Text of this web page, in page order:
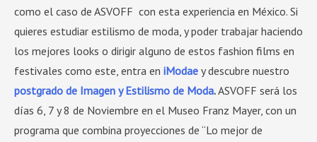
como el caso de ASVOFF con esta experiencia en México. Si
quieres estudiar estilismo de moda, y poder trabajar haciendo
los mejores looks o dirigir alguno de estos fashion films en
festivales como este, entra en iModae y descubre nuestro
postgrado de Imagen y Estilismo de Moda.ASVOFF será los
días 6, 7 y 8 de Noviembre en el Museo Franz Mayer, con un
programa que combina proyecciones de “Lo mejor de